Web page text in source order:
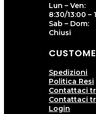
Lun – Ven:
8:30/13:00 –
Sab – Dom:
Chiusi
Spedizioni
Politica Resi
Contattaci
Contattaci
Login